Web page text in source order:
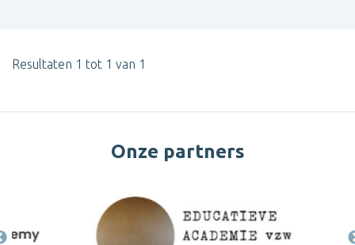
Resultaten 1 tot 1 van 1
Onze partners